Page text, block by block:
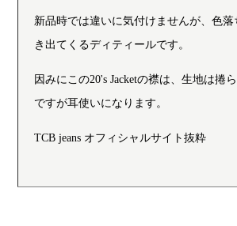
新品時では違いに気付けませんが、色
き出てくるディティールです。
因みにこの20's Jacketの襟は、生地は捲
ですが耳使いになります。
TCB jeans オフィシャルサイト抜粋